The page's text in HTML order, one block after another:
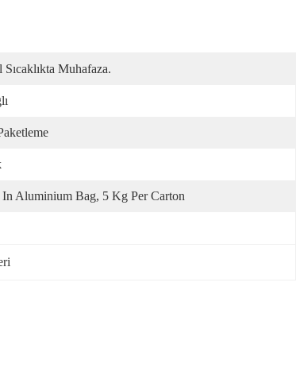
Muhafaza.
Aluminium Bag, 5 Kg Per Carton